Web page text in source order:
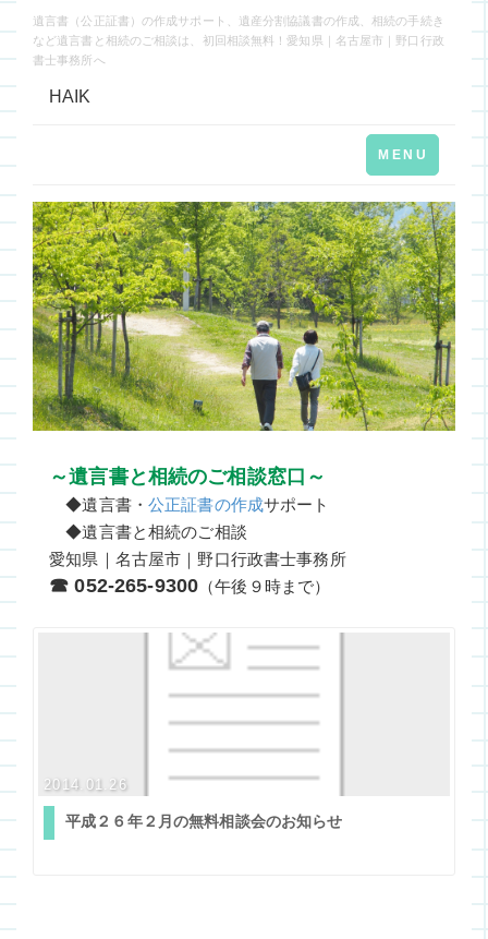
遺言書（公正証書）の作成サポート、遺産分割協議書の作成、相続の手続き
など遺言書と相続のご相談は、初回相談無料！愛知県｜名古屋市｜野口行政
書士事務所へ
HAIK
Toggle
navigation
MENU
～遺言書と相続のご相談窓口～
◆遺言書・ 公正証書の作成サポート
◆遺言書と相続のご相談
愛知県｜名古屋市｜野口行政書士事務所
☎ 052-265-9300 （午後９時まで）
2014.01.26
平成２６年２月の無料相談会のお知らせ